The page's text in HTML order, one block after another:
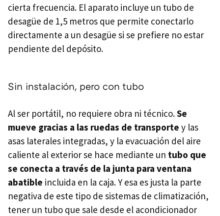
cierta frecuencia. El aparato incluye un tubo de
desagüe de 1,5 metros que permite conectarlo
directamente a un desagüe si se prefiere no estar
pendiente del depósito.
Sin instalación, pero con tubo
Al ser portátil, no requiere obra ni técnico.Se
mueve gracias a las ruedas de transporte y las
asas laterales integradas, y la evacuación del aire
caliente al exterior se hace mediante un tubo que
se conecta a través de la junta para ventana
abatible incluida en la caja. Y esa es justa la parte
negativa de este tipo de sistemas de climatización,
tener un tubo que sale desde el acondicionador